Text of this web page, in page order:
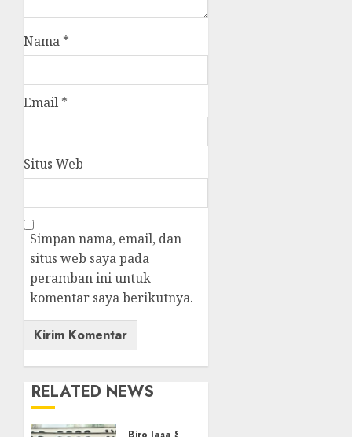
Nama *
Email *
Situs Web
Simpan nama, email, dan
situs web saya pada
peramban ini untuk
komentar saya berikutnya.
RELATED NEWS